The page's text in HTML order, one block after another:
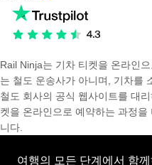
Rail Ninja는 기차 티켓을 온라인
는 철도 운송사가 아니며, 기차를
철도 회사의 공식 웹사이트를 대
켓을 온라인으로 예약하는 과정
니다.
여행의 모든 단계에서 함